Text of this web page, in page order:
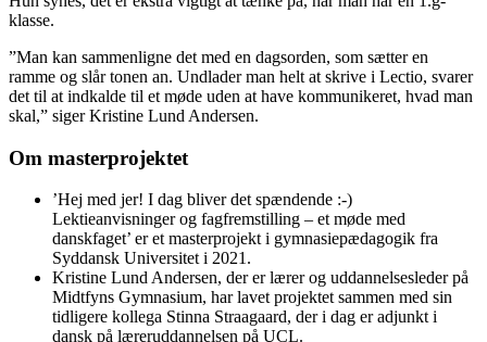
klasse.
”Man kan sammenligne det med en dagsorden, som sætter en
ramme og slår tonen an. Undlader man helt at skrive i Lectio, svarer
det til at indkalde til et møde uden at have kommunikeret, hvad man
skal,” siger Kristine Lund Andersen.
Om masterprojektet
’Hej med jer! I dag bliver det spændende :-)
Lektieanvisninger og fagfremstilling – et møde med
danskfaget’ er et masterprojekt i gymnasiepædagogik fra
Syddansk Universitet i 2021.
Kristine Lund Andersen, der er lærer og uddannelsesleder på
Midtfyns Gymnasium, har lavet projektet sammen med sin
tidligere kollega Stinna Straagaard, der i dag er adjunkt i
dansk på læreruddannelsen på UCL.